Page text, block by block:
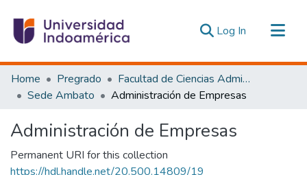
Log In (current)
Communities & Collections
All of DSpace
Estadísticas Externas
Home Pregrado
Facultad de Ciencias Administrativas y Económicas
Sede Ambato
Administración de Empresas
Administración de Empresas
Permanent URI for this collection
https://hdl.handle.net/20.500.14809/19